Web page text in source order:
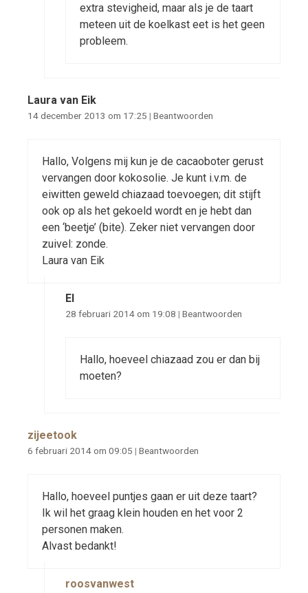
extra stevigheid, maar als je de taart
meteen uit de koelkast eet is het geen
probleem.
Laura van Eik
14 december 2013 om 17:25 | Beantwoorden
Hallo, Volgens mij kun je de cacaoboter gerust
vervangen door kokosolie. Je kunt i.v.m. de
eiwitten geweld chiazaad toevoegen; dit stijft
ook op als het gekoeld wordt en je hebt dan
een ‘beetje’ (bite). Zeker niet vervangen door
zuivel: zonde.
Laura van Eik
El
28 februari 2014 om 19:08 | Beantwoorden
Hallo, hoeveel chiazaad zou er dan bij
moeten?
zijeetook
6 februari 2014 om 09:05 | Beantwoorden
Hallo, hoeveel puntjes gaan er uit deze taart?
Ik wil het graag klein houden en het voor 2
personen maken.
Alvast bedankt!
roosvanwest